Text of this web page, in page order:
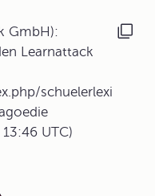
GmbH):
Learnattack
schuelerlexi
UTC)